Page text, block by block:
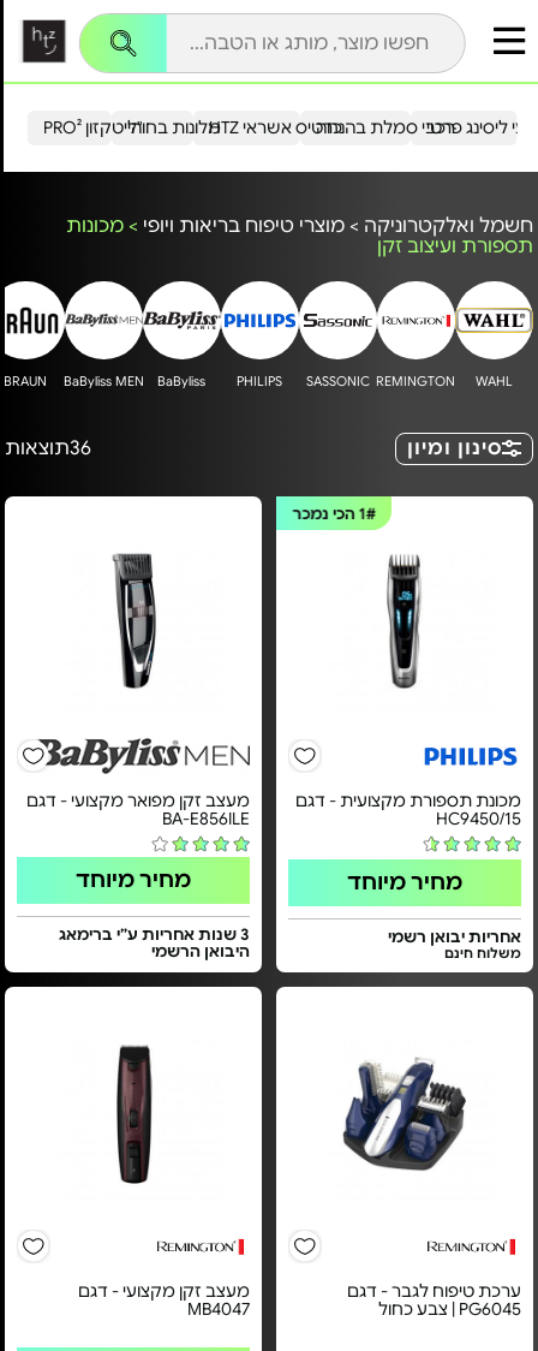
הייטקזון PRO²מלונות בחו"ל כרטיס אשראי HTZ ליסינג פרטירכבי סמלת בהנחה
חשמל ואלקטרוניקה > מוצרי טיפוח בריאות ויופי > מכונות
תספורת ועיצוב זקן
WAHL
REMINGTON
SASSONIC
PHILIPS
BaByliss
BaByliss MEN
BRAUN
סינון ומיון 36תוצאות
1#הכי נמכר
מכונת תספורת מקצועית - דגם
HC9450/15
מחיר מיוחד
אחריות יבואן רשמי
משלוח חינם
מעצב זקן מפואר מקצועי - דגם
BA-E856ILE
מחיר מיוחד
3 שנות אחריות ע”י ברימאג
היבואן הרשמי
ערכת טיפוח לגבר - דגם
PG6045 | צבע כחול
מעצב זקן מקצועי - דגם
MB4047